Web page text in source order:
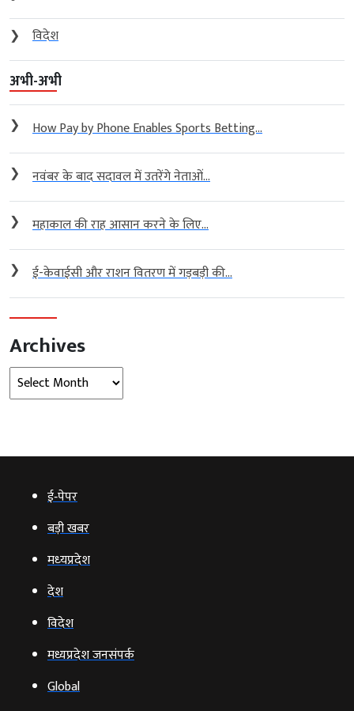
❯
विदेश
अभी-अभी
❯ How Pay by Phone Enables Sports Betting...
❯ नवंबर के बाद सदावल में उतरेंगे नेताओं...
❯ महाकाल की राह आसान करने के लिए...
❯ ई-केवाईसी और राशन वितरण में गड़बड़ी की...
Archives
Archives
ई‑पेपर
बड़ी खबर
मध्‍यप्रदेश
देश
विदेश
मध्यप्रदेश जनसंपर्क
Global